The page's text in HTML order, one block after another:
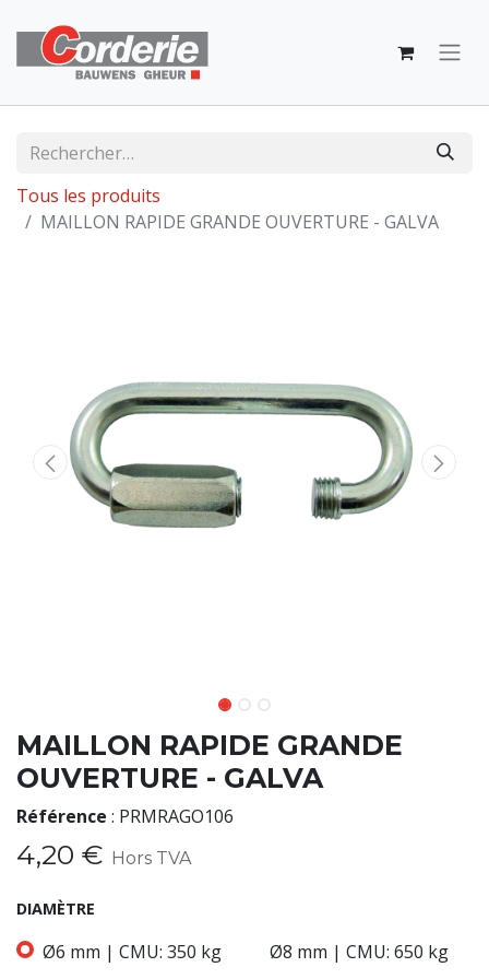
Tous les produits
MAILLON RAPIDE GRANDE OUVERTURE - GALVA
MAILLON RAPIDE GRANDE
OUVERTURE - GALVA
Référence : PRMRAGO106
4,20 € Hors TVA
DIAMÈTRE
Ø6 mm | CMU: 350 kg Ø8 mm | CMU: 650 kg